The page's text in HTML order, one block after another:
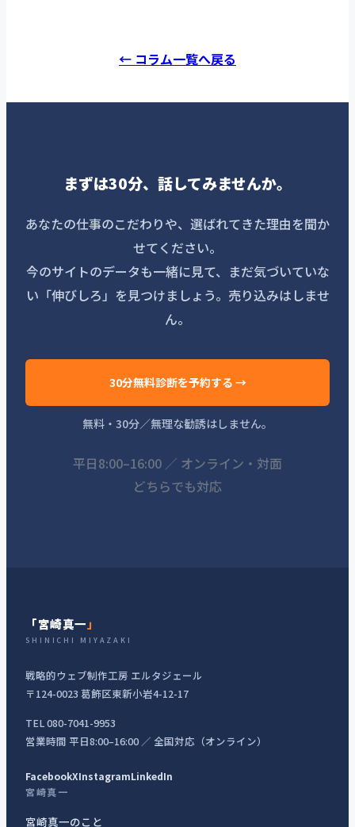
← コラム一覧へ戻る
まずは30分、話してみませんか。
あなたの仕事のこだわりや、選ばれてきた理由を聞か
せてください。
今のサイトのデータも一緒に見て、まだ気づいていな
い「伸びしろ」を見つけましょう。売り込みはしませ
ん。
30分無料診断を予約する →
無料・30分／無理な勧誘はしません。
平日8:00–16:00 ／ オンライン・対面
どちらでも対応
「宮崎真一 」
SHINICHI MIYAZAKI
戦略的ウェブ制作工房 エルタジェール
〒124-0023 葛飾区東新小岩4-12-17
TEL 080-7041-9953
営業時間 平日8:00–16:00 ／ 全国対応（オンライン）
FacebookXInstagramLinkedIn
宮崎真一
宮崎真一のこと